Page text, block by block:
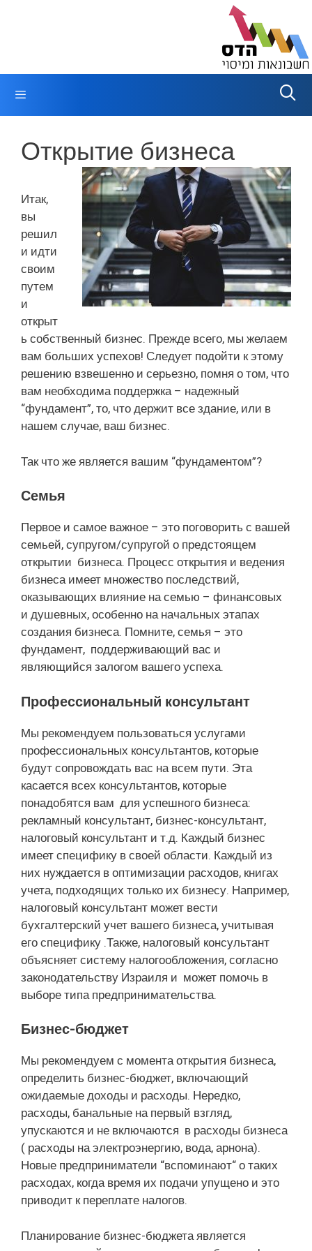
Открытие бизнеса
Итак,
вы
решил
и идти
своим
путем
и
открыт
ь собственный бизнес. Прежде всего, мы желаем
вам больших успехов! Следует подойти к этому
решению взвешенно и серьезно, помня о том, что
вам необходима поддержка – надежный
“фундамент”, то, что держит все здание, или в
нашем случае, ваш бизнес.
Так что же является вашим “фундаментом”?
Семья
Первое и самое важное – это поговорить с вашей
семьей, супругом/супругой о предстоящем
открытии бизнеса. Процесс открытия и ведения
бизнеса имеет множество последствий,
оказывающих влияние на семью – финансовых
и душевных, особенно на начальных этапах
создания бизнеса. Помните, семья – это
фундамент, поддерживающий вас и
являющийся залогом вашего успеха.
Профессиональный консультант
Мы рекомендуем пользоваться услугами
профессиональных консультантов, которые
будут сопровождать вас на всем пути. Эта
касается всех консультантов, которые
понадобятся вам для успешного бизнеса:
рекламный консультант, бизнес-консультант,
налоговый консультант и т.д. Каждый бизнес
имеет специфику в своей области. Каждый из
них нуждается в оптимизации расходов, книгах
учета, подходящих только их бизнесу. Например,
налоговый консультант может вести
бухгалтерский учет вашего бизнеса, учитывая
его специфику .Также, налоговый консультант
объясняет систему налогообложения, согласно
законодательству Израиля и может помочь в
выборе типа предпринимательства.
Бизнес-бюджет
Мы рекомендуем с момента открытия бизнеса,
определить бизнес-бюджет, включающий
ожидаемые доходы и расходы. Нередко,
расходы, банальные на первый взгляд,
упускаются и не включаются в расходы бизнеса
( расходы на электроэнергию, вода, арнона).
Новые предприниматели “вспоминают“ о таких
расходах, когда время их подачи упущено и это
приводит к переплате налогов.
Планирование бизнес-бюджета является